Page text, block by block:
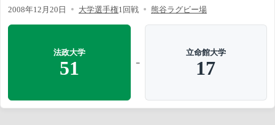
2008年12月20日 大学選手権1回戦 熊谷ラグビー場
法政大学
51 -
立命館大学
17